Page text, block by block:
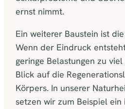
ernst nimmt.
Ein weiterer Baustein ist
Wenn der Eindruck
geringe Belastungen zu
Blick auf die
Körpers. In unserer
setzen wir zum Beispiel